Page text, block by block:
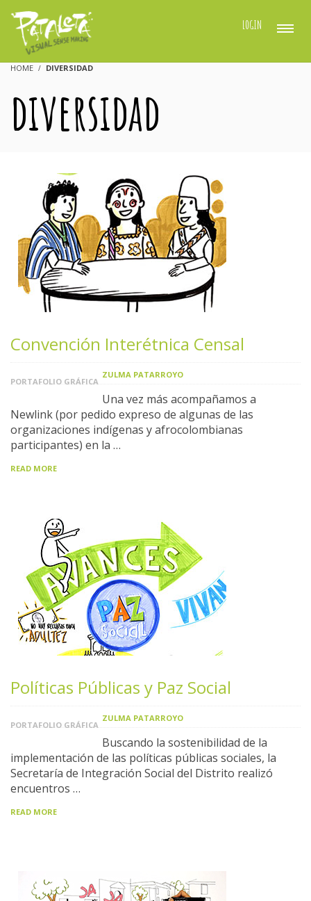
LOGIN
HOME DIVERSIDAD
diversidad
Convención Interétnica Censal
PORTAFOLIO GRÁFICA
ZULMA PATARROYO
Una vez más acompañamos a
Newlink (por pedido expreso de algunas de las
organizaciones indígenas y afrocolombianas
participantes) en la …
READ MORE
Políticas Públicas y Paz Social
PORTAFOLIO GRÁFICA
ZULMA PATARROYO
Buscando la sostenibilidad de la
implementación de las políticas públicas sociales, la
Secretaría de Integración Social del Distrito realizó
encuentros …
READ MORE